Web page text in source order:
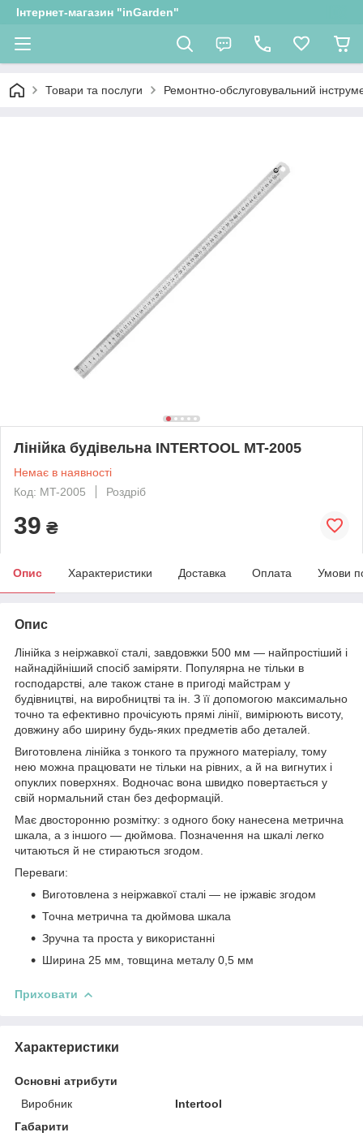
Інтернет-магазин "inGarden"
Товари та послуги Ремонтно-обслуговувальний
Лінійка будівельна INTERTOOL MT-2005
Немає в наявності
Код: MT-2005
Роздріб
39 ₴
Опис Характеристики Доставка Оплата Умови
Опис
Лінійка з неіржавкої сталі, завдовжки 500 мм — найпростіший і
найнадійніший спосіб заміряти. Популярна не тільки в
господарстві, але також стане в пригоді майстрам у
будівництві, на виробництві та ін. З її допомогою максимально
точно та ефективно прочісують прямі лінії, вимірюють висоту,
довжину або ширину будь-яких предметів або деталей.
Виготовлена лінійка з тонкого та пружного матеріалу, тому
нею можна працювати не тільки на рівних, а й на вигнутих і
опуклих поверхнях. Водночас вона швидко повертається у
свій нормальний стан без деформацій.
Має двосторонню розмітку: з одного боку нанесена метрична
шкала, а з іншого — дюймова. Позначення на шкалі легко
читаються й не стираються згодом.
Переваги:
Виготовлена з неіржавкої сталі — не іржавіє згодом
Точна метрична та дюймова шкала
Зручна та проста у використанні
Ширина 25 мм, товщина металу 0,5 мм
Приховати
Характеристики
Основні атрибути
Виробник
Intertool
Габарити